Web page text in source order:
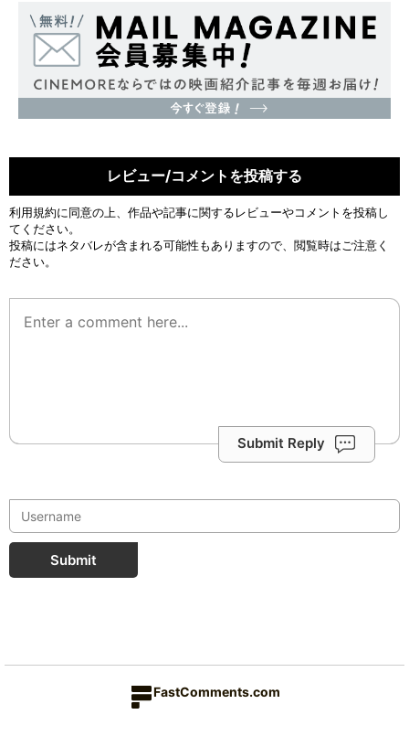
レビュー/コメントを投稿する
利用規約に同意の上、作品や記事に関するレビューやコメントを投稿し
てください。
投稿にはネタバレが含まれる可能性もありますので、閲覧時はご注意く
ださい。
Submit Reply
Submit
FastComments.com